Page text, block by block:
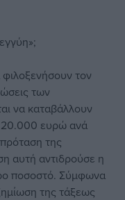
τον
των
να καταβάλλουν
20.000 ευρώ ανά
της
αυτή αντιδρούσε η
ποσοστό. Σύμφωνα
της τάξεως